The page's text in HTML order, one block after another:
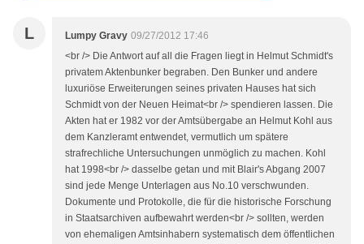
L Lumpy Gravy 09/27/2012 17:46
<br /> Die Antwort auf all die Fragen liegt in Helmut Schmidt's
privatem Aktenbunker begraben. Den Bunker und andere
luxuriöse Erweiterungen seines privaten Hauses hat sich
Schmidt von der Neuen Heimat<br /> spendieren lassen. Die
Akten hat er 1982 vor der Amtsübergabe an Helmut Kohl aus
dem Kanzleramt entwendet, vermutlich um spätere
strafrechliche Untersuchungen unmöglich zu machen. Kohl
hat 1998<br /> dasselbe getan und mit Blair's Abgang 2007
sind jede Menge Unterlagen aus No.10 verschwunden.
Dokumente und Protokolle, die für die historische Forschung
in Staatsarchiven aufbewahrt werden<br /> sollten, werden
von ehemaligen Amtsinhabern systematisch dem öffentlichen